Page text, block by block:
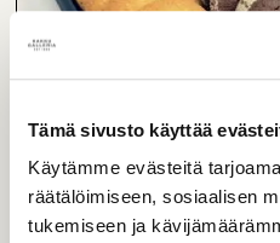
Tämä sivusto käyttää
Käytämme evästeitä
räätälöimiseen, sosiaalisen
tukemiseen ja